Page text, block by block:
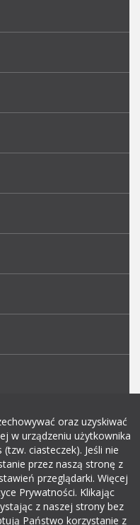
oraz uzyskiwać
w urządzeniu użytkownika
ciasteczek). Jeśli nie
przez naszą stronę z
przeglądarki. Więcej
Prywatności. Klikając
z naszej strony bez
Państwo korzystanie z